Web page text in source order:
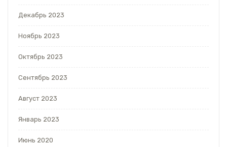
Декабрь 2023
Ноябрь 2023
Октябрь 2023
Сентябрь 2023
Август 2023
Январь 2023
Июнь 2020